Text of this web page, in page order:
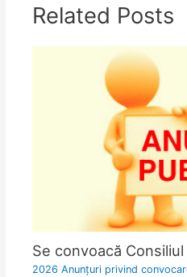
Related Posts
Se convoacă
2026 Anunțuri privind